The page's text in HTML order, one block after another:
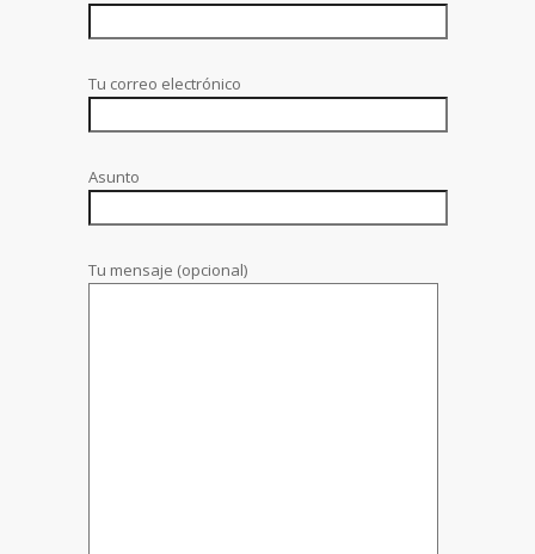
Tu correo electrónico
Asunto
Tu mensaje (opcional)